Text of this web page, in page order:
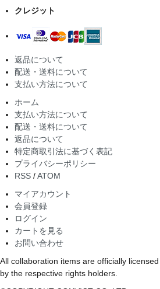
クレジット
返品について
配送・送料について
支払い方法について
ホーム
支払い方法について
配送・送料について
返品について
特定商取引法に基づく表記
プライバシーポリシー
RSS /ATOM
マイアカウント
会員登録
ログイン
カートを見る
お問い合わせ
All collaboration items are officially licensed
by the respective rights holders.